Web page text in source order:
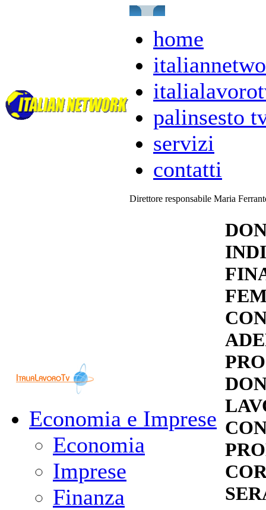
home
palinsesto
servizi
contatti
Direttore responsabile Maria
Economia e Imprese
Economia
Imprese
Finanza